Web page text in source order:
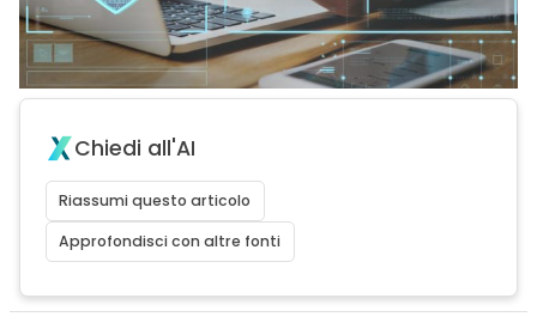
Chiedi all'AI
Riassumi questo articolo
Approfondisci con altre fonti